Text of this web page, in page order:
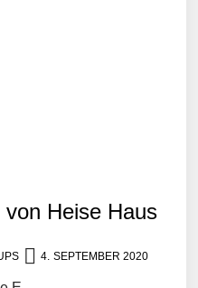
Heise Haus
4. SEPTEMBER 2020
Klug von nuuEnergy im Interview